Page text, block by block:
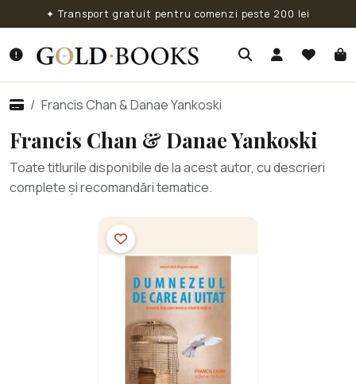
✦ Transport gratuit pentru comenzi peste 200 lei
Francis Chan & Danae Yankoski
Francis Chan & Danae Yankoski
Toate titlurile disponibile de la acest autor, cu descrieri
complete și recomandări tematice.